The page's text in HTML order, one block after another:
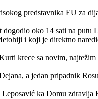
predstavnika EU za
oko 14 sati na
i koji je direktno
krece sa novim, najtežim
a jedan pripadnik
ka Domu